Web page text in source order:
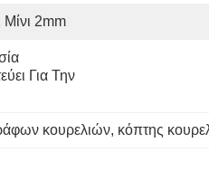
2mm
Για Την
κουρελιών, κόπτης